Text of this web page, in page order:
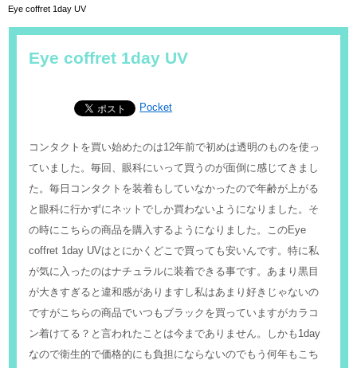
Eye coffret 1day UV
Eye coffret 1day UV
Pocket
コンタクトを買い始めたのは12年前で初めは透明のものを使っ
ていました。毎回、眼科にいって買うのが面倒に感じてきまし
た。毎日コンタクトを装着もしていなかったので年齢が上がる
と眼科に行かずにネットでしか買わないようになりました。そ
の時にこちらの商品を購入するようになりました。このEye
coffret 1day UVはとにかくどこで買っても安いんです。特に私
が気に入ったのはナチュラルに装着できる事です。あまり黒目
が大きすぎると違和感がありますし私はあまり好きじゃないの
ですがこちらの商品でいつもブラックを買っていますがカラコ
ン着けてる？と言われたことは今までありません。しかも1day
なので衛生的で価格的にも負担にならないのでもう何年もこち